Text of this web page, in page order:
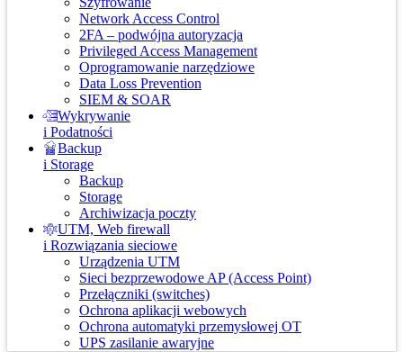
Network Access Control
2FA – podwójna autoryzacja
Privileged Access Management
Oprogramowanie narzędziowe
Data Loss Prevention
SIEM & SOAR
Wykrywanie
i Podatności
Backup
i Storage
Backup
Storage
Archiwizacja poczty
UTM, Web firewall
i Rozwiązania sieciowe
Urządzenia UTM
Sieci bezprzewodowe AP (Access Point)
Przełączniki (switches)
Ochrona aplikacji webowych
Ochrona automatyki przemysłowej OT
UPS zasilanie awaryjne